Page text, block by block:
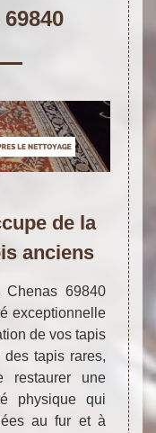
de la
anciens
Chenas 69840
exceptionnelle
de vos tapis
tapis rares,
restaurer une
physique qui
au fur et à